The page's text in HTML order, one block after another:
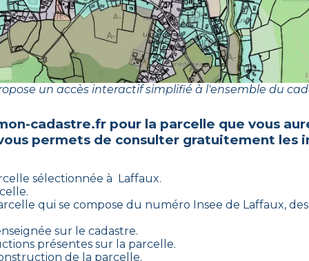
un accès interactif simplifié à l'ensemble du
cadastre.fr pour la parcelle que vous
permets de consulter gratuitement les
sélectionnée à Laffaux.
qui se compose du numéro Insee de Laffaux,
sur le cadastre.
présentes sur la parcelle.
de la parcelle.